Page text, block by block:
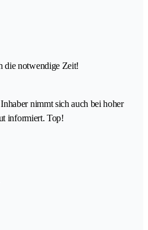
die notwendige Zeit!
nimmt sich auch bei hoher
informiert. Top!